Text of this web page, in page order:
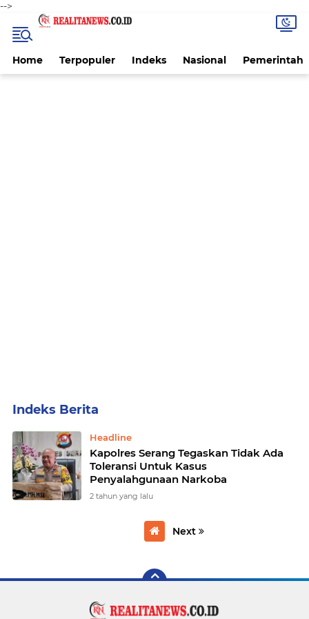
-->
Home Terpopuler Indeks Nasional Pemerintah
Headline
Kapolres Serang Tegaskan Tidak Ada
Toleransi Untuk Kasus
Penyalahgunaan Narkoba
2 tahun yang lalu
Next